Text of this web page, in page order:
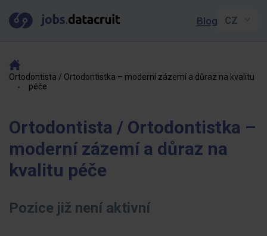
Blog
Ortodontista / Ortodontistka – moderní zázemí a důraz na kvalitu
péče
Ortodontista / Ortodontistka –
moderní zázemí a důraz na
kvalitu péče
Pozice již není aktivní